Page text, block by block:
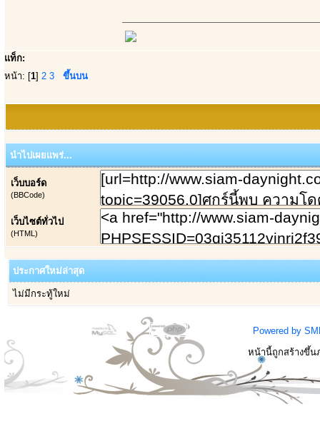
แท็ก:
หน้า: [1] 2 3 ขึ้นบน
นำไปเผยแพร่...
เว็บบอร์ด
(BBCode)
เว็บไซต์ทั่วไป
(HTML)
ประกาศใหม่ล่าสุด
ไม่มีกระทู้ใหม่
Powered by
หน้านี้ถูกสร้างขึ้น